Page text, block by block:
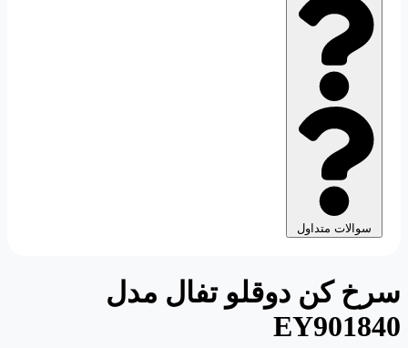
سوالات متداول
سرخ کن دوقلو تفال مدل
EY901840